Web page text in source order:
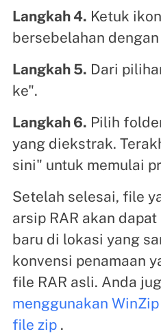
Langkah 4. Ketuk
bersebelahan
Langkah 5. Dari
ke".
Langkah 6. Pilih
yang diekstrak.
sini" untuk memulai
Setelah selesai, file
arsip RAR akan
baru di lokasi yang
konvensi penamaan
file RAR asli. Anda
menggunakan
file zip.